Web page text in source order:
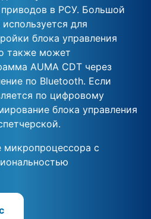
приводов в РСУ. Большой
для
блока управления
также может
AUMA CDT через
по Bluetooth. Если
по цифровому
блока управления
микропроцессора с